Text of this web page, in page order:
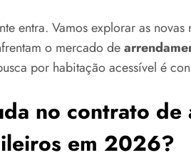
entra. Vamos explorar as
o mercado de
por habitação acessível é
no contrato
em 2026?